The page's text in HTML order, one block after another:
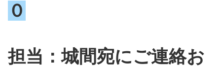
０
担当：城間宛にご連絡お